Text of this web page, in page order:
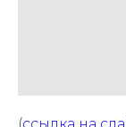
(ссылка на